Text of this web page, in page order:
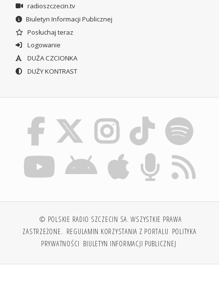
radioszczecin.tv
Biuletyn Informacji Publicznej
Posłuchaj teraz
Logowanie
DUŻA CZCIONKA
DUŻY KONTRAST
© POLSKIE RADIO SZCZECIN SA. WSZYSTKIE PRAWA
ZASTRZEŻONE. REGULAMIN KORZYSTANIA Z PORTALU POLITYKA
PRYWATNOŚCI BIULETYN INFORMACJI PUBLICZNEJ